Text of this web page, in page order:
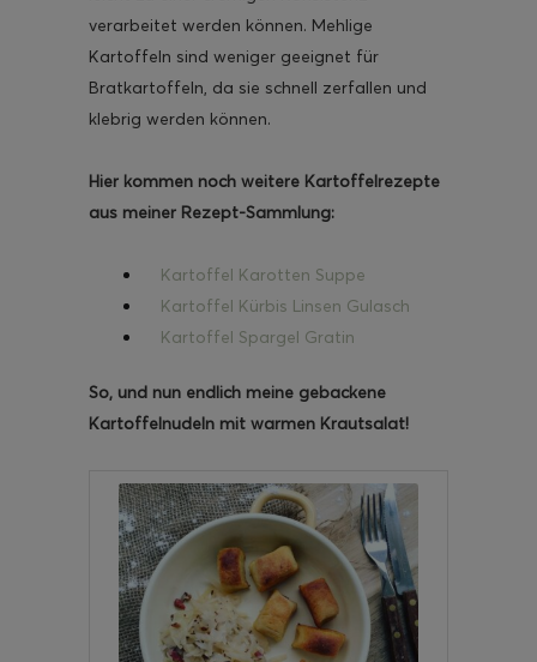
verarbeitet werden können. Mehlige
Kartoffeln sind weniger geeignet für
Bratkartoffeln, da sie schnell zerfallen und
klebrig werden können.
Hier kommen noch weitere Kartoffelrezepte
aus meiner Rezept-Sammlung:
Kartoffel Karotten Suppe
Kartoffel Kürbis Linsen Gulasch
Kartoffel Spargel Gratin
So, und nun endlich meine gebackene
Kartoffelnudeln mit warmen Krautsalat!